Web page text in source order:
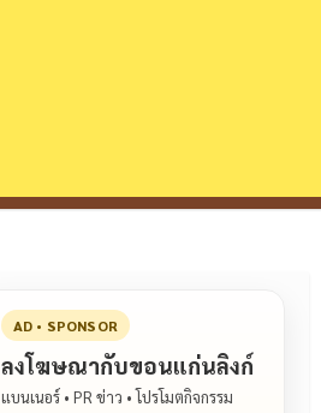
AD • SPONSOR
ลงโฆษณากับขอนแก่นลิงก์
แบนเนอร์ • PR ข่าว • โปรโมตกิจกรรม